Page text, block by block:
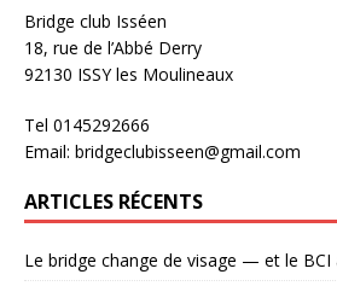
Bridge club Isséen
18, rue de l’Abbé Derry
92130 ISSY les Moulineaux
Tel 0145292666
Email: bridgeclubisseen@gmail.com
ARTICLES RÉCENTS
Le bridge change de visage — et le BCI